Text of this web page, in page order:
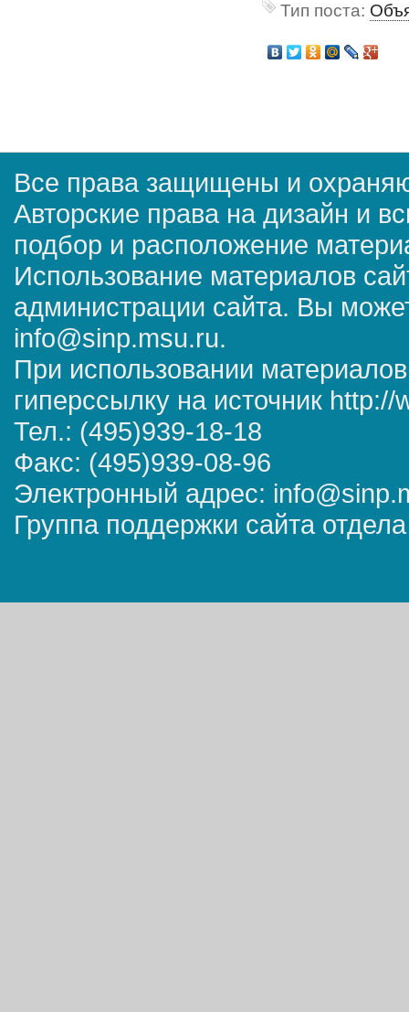
Тип поста:
Все права защищены и
Авторские права на дизайн и
подбор и расположение
Использование материалов
администрации сайта. Вы
info@sinp.msu.ru.
При использовании
гиперссылку на источник
Тел.: (495)939-18-18
Факс: (495)939-08-96
Электронный адрес:
Группа поддержки сайта